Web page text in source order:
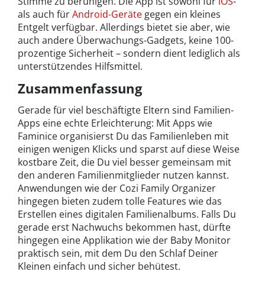
als auch fürAndroid-Geräte gegen ein kleines
Entgelt verfügbar. Allerdings bietet sie aber, wie
auch andere Überwachungs-Gadgets, keine 100-
prozentige Sicherheit – sondern dient lediglich als
unterstützendes Hilfsmittel.
Zusammenfassung
Gerade für viel beschäftigte Eltern sind Familien-
Apps eine echte Erleichterung: Mit Apps wie
Faminice organisierst Du das Familienleben mit
einigen wenigen Klicks und sparst auf diese Weise
kostbare Zeit, die Du viel besser gemeinsam mit
den anderen Familienmitglieder nutzen kannst.
Anwendungen wie der Cozi Family Organizer
hingegen bieten zudem tolle Features wie das
Erstellen eines digitalen Familienalbums. Falls Du
gerade erst Nachwuchs bekommen hast, dürfte
hingegen eine Applikation wie der Baby Monitor
praktisch sein, mit dem Du den Schlaf Deiner
Kleinen einfach und sicher behütest.